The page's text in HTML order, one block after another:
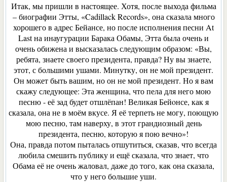
Итак, мы пришли в настоящее. Хотя, после выхода фильма
– биографии Этты, «Cadillack Records», она сказала много
хорошего в адрес Бейансе, но после исполнения песни At
Last на инаугурации Барака Обамы, Этта была очень и
очень обижена и высказалась следующим образом: «Вы,
ребята, знаете своего президента, правда? Ну вы знаете,
этот, с большими ушами. Минутку, он не мой президент.
Он может быть вашим, но он не мой президент. Но я вам
скажу следующее: Эта женщина, что пела для него мою
песню - её зад будет отшлёпан! Великая Бейoнсе, как я
сказала, она не в моём вкусе. Я её терпеть не могу, поющую
мою песню, там наверху, в этот грандиозный день
президента, песню, которую я пою вечно»!
Она, правда потом пыталась отшутиться, сказав, что всегда
любила смешить публику и ещё сказала, что знает, что
Обама её не очень жаловал, даже до того, как она сказала,
что у него большие уши.